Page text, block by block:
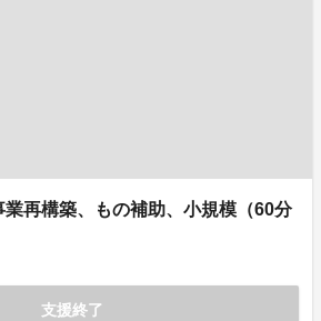
再構築、もの補助、小規模（60分
支援終了